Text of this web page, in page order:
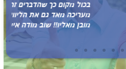
במהירות!
שלך מול אנשי המקצוע וזה לא
ובשם משפחתי"